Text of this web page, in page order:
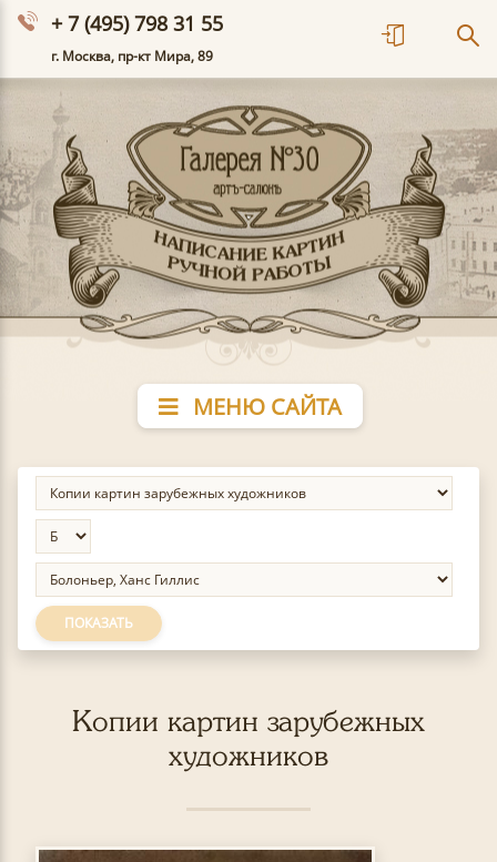
+ 7 (495) 798 31 55
г. Москва, пр-кт Мира, 89
МЕНЮ САЙТА
ПОКАЗАТЬ
Копии картин зарубежных
художников